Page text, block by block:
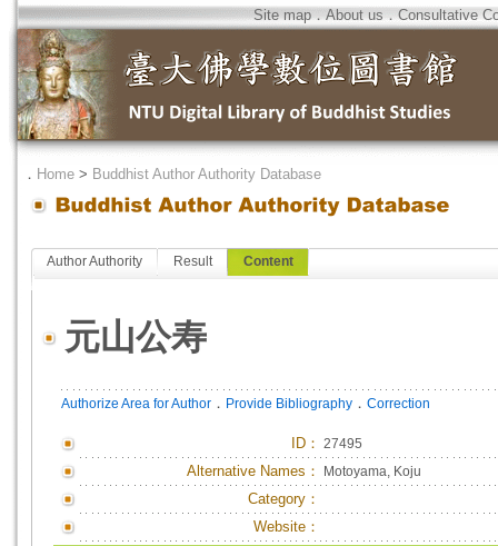
Site map．About us．Consultative
． Home > Buddhist Author Authority Database
Author Authority Result Content
元山公寿
Authorize Area for Author ． Provide Bibliography ． Correction
ID ： 27495
Alternative Names： Motoyama, Koju
Category：
Website：